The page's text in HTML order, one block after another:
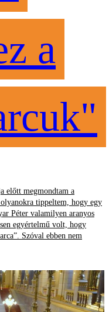
a
előtt megmondtam a
tippeltem, hogy egy
Péter valamilyen aranyos
egyértelmű volt, hogy
Szóval ebben nem